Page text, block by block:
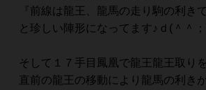
『前線は龍王、龍馬の走り駒の利き
と珍しい陣形になってます♪ｄ(＾＾
そして１７手目鳳凰で龍王龍王取り
直前の龍王の移動により龍馬の利き